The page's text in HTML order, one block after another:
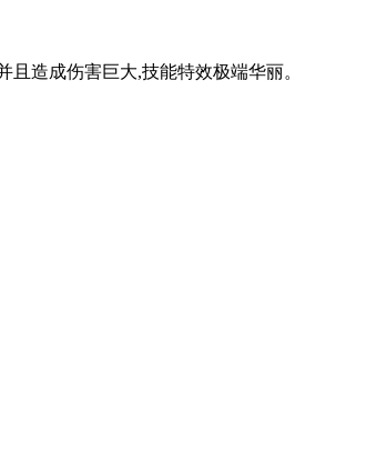
造成伤害巨大,技能特效极端华丽。